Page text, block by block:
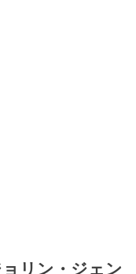
リン・ジェン